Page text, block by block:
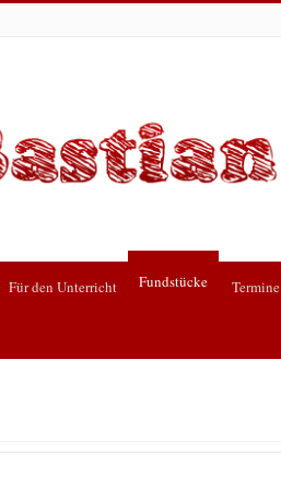
Für den Unterricht Fundstücke Termine